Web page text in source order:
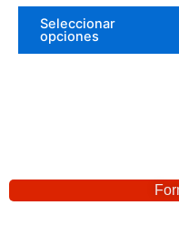
Seleccionar
opciones